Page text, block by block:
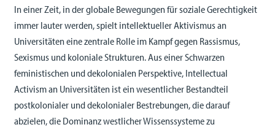
In einer Zeit, in der globale Bewegungen für soziale Gerechtigkeit
immer lauter werden, spielt intellektueller Aktivismus an
Universitäten eine zentrale Rolle im Kampf gegen Rassismus,
Sexismus und koloniale Strukturen. Aus einer Schwarzen
feministischen und dekolonialen Perspektive, Intellectual
Activism an Universitäten ist ein wesentlicher Bestandteil
postkolonialer und dekolonialer Bestrebungen, die darauf
abzielen, die Dominanz westlicher Wissenssysteme zu